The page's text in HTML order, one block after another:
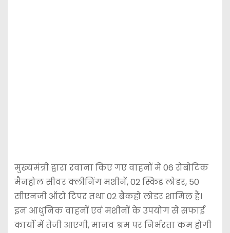
मुख्यमंत्री द्वारा रवाना किए गए वाहनों में 06 रोबोटिक
मैनहोल सीवर क्लीनिंग मशीनें, 02 स्किड लोडर, 50
सीएनजी ऑटो टिपर तथा 02 बैकहो लोडर शामिल हैं।
इन आधुनिक वाहनों एवं मशीनों के उपयोग से सफाई
कार्यों में तेजी आएगी, मानव श्रम पर निर्भरता कम होगी